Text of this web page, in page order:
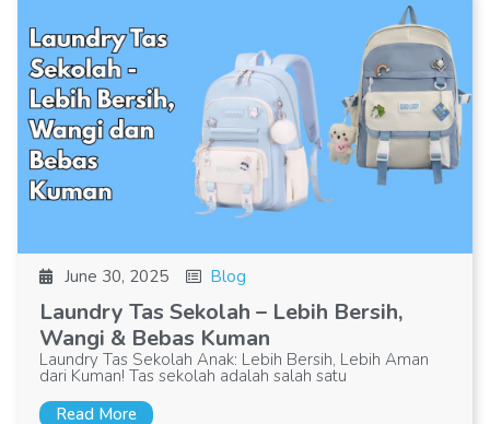
June 30, 2025 Blog
Laundry Tas Sekolah – Lebih Bersih,
Wangi & Bebas Kuman
Laundry Tas Sekolah Anak: Lebih Bersih, Lebih Aman
dari Kuman! Tas sekolah adalah salah satu
Read More